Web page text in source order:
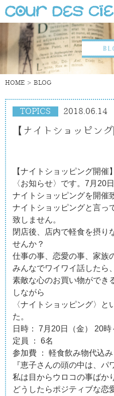
HOME BLOG
TOPICS 2018.06.14
【ナイトショッピング
【ナイトショッピング開催】
〈お知らせ〉です。7月20
ナイトショッピングを開催
ナイトショッピングと言っ
致しません。
閉店後、店内で軽食を摂り
せんか？
仕事の事、恋愛の事、家族
みんなでワイワイ話したら
素敵な心のお買い物がで
しながら
〈ナイトショッピング〉と
た。
日時： 7月20日（金） 20時
定員 ： 6名
参加費 ： 軽食飲み物代込
『恵子さんの頭の中は、パ
私は目からウロコの事ばか
どうしたらポジティブな恋